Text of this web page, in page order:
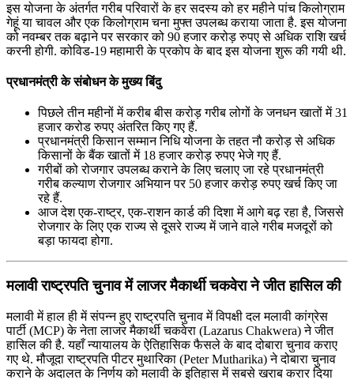
इस योजना के अंतर्गत गरीब परिवारों के हर सदस्‍य को हर महीने पांच किलोग्राम
गेहूं या चावल और एक किलोग्राम चना मुफ्त उपलब्‍ध कराया जाता है. इस योजना
को नवम्‍बर तक बढ़ाने पर सरकार को 90 हजार करोड़ रुपए से अधिक राशि खर्च
करनी होगी. कोविड-19 महामारी के प्रकोप के बाद इस योजना शुरू की गयी थी.
प्रधानमंत्री के संबोधन के मुख्य बिंदु
पिछले तीन महीनों में करीब बीस करोड़ गरीब लोगों के जनधन खातों में 31
हजार करोड रुपए अंतरित किए गए हैं.
प्रधानमंत्री किसान सम्मान निधि योजना के तहत नौ करोड़ से अधिक
किसानों के बैंक खातों में 18 हजार करोड़ रुपए भेजे गए हैं.
गरीबों को रोजगार उपलब्‍ध कराने के लिए चलाए जा रहे प्रधानमंत्री
गरीब कल्‍याण रोजगार अभियान पर 50 हजार करोड़ रुपए खर्च किए जा
रहे हैं.
आज देश एक-राष्‍ट्र, एक-राशन कार्ड की दिशा में आगे बढ़ रहा है, जिससे
रोजगार के लिए एक राज्‍य से दूसरे राज्‍य में जाने वाले गरीब मजदूरों को
बड़ा फायदा होगा.
मलावी राष्ट्रपति चुनाव में लाजर मैकार्थी चकवेरा ने जीत हासिल की
मलावी में हाल ही में संपन्न हुए राष्ट्रपति चुनाव में विपक्षी दल मलावी कांग्रेस
पार्टी (MCP) के नेता लाजर मैकार्थी चकवेरा (Lazarus Chakwera) ने जीत
हासिल की है. यहाँ न्यायालय के ऐतिहासिक फैसले के बाद दोबारा चुनाव कराए
गए थे. मौजूदा राष्ट्रपति पीटर मुथारिका (Peter Mutharika) ने दोबारा चुनाव
कराने के अदालत के निर्णय को मलावी के इतिहास में सबसे खराब करार दिया